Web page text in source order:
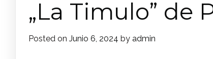
„La Timulo” de
Posted on Junio 6, 2024 by admin